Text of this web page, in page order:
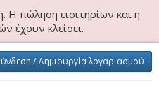
Η πώληση εισιτηρίων και η
έχουν κλείσει.
/ Δημιουργία λογαριασμού